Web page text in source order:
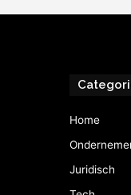
Home
Juridisch